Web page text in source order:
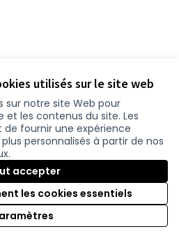
utilisés sur le site web
sur notre site Web pour
les contenus du site. Les
fournir une expérience
personnalisés à partir de nos
accepter
les cookies essentiels
sur Facebook
sur Instagram
sur YouTube
libre Decidim
(Nouvelle fenêtre)
.
Licence
(Nouvelle